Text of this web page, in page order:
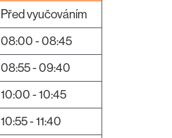
Před vyučováním
08:00 - 08:45
08:55 - 09:40
10:00 - 10:45
10:55 - 11:40